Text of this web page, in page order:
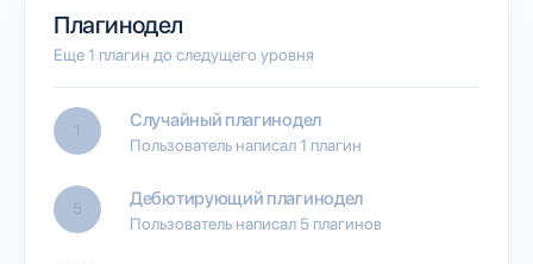
Плагинодел
Еще 1 плагин до следущего уровня
1 Случайный плагинодел
Пользователь написал 1 плагин
5 Дебютирующий плагинодел
Пользователь написал 5 плагинов